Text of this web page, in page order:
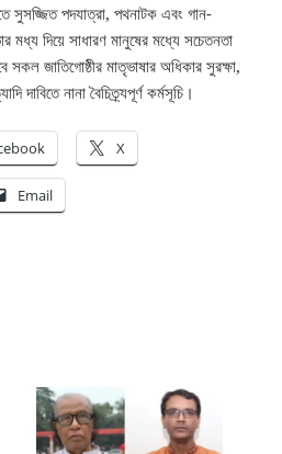
সুসজ্জিত পদযাত্রা, পথনাটক এবং গান-
দিয়ে সাধারণ মানুষের মধ্যে সচেতনতা
সকল জাতিগোষ্ঠীর মাতৃভাষার অধিকার সুরক্ষা,
দাবিতে নানা বৈচিত্র্যপূর্ণ কর্মসূচি।
X
Email